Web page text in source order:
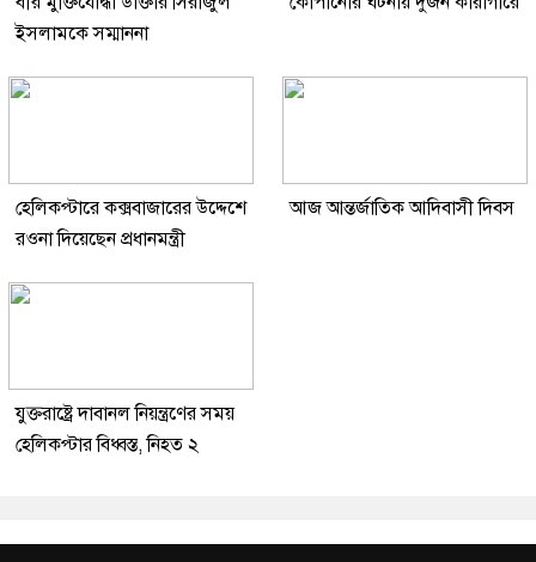
ইসলামকে সম্মাননা
হেলিকপ্টারে কক্সবাজারের উদ্দেশে
রওনা দিয়েছেন প্রধানমন্ত্রী
আজ আন্তর্জাতিক আদিবাসী দিবস
যুক্তরাষ্ট্রে দাবানল নিয়ন্ত্রণের সময়
হেলিকপ্টার বিধ্বস্ত, নিহত ২